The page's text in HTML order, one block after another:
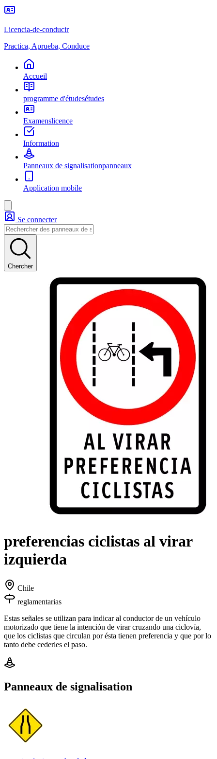
Licencia-de-conducir
Practica, Aprueba, Conduce
Accueil
programme d'étudesétudes
Examenslicence
Information
Panneaux de signalisationpanneaux
Application mobile
Se connecter
Chercher
preferencias ciclistas al virar
izquierda
Chile
reglamentarias
Estas señales se utilizan para indicar al conductor de un vehículo
motorizado que tiene la intención de virar cruzando una ciclovía,
que los ciclistas que circulan por ésta tienen preferencia y que por lo
tanto debe cederles el paso.
Panneaux de signalisation